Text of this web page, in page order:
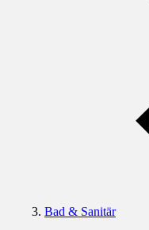
Bad & Sanitär